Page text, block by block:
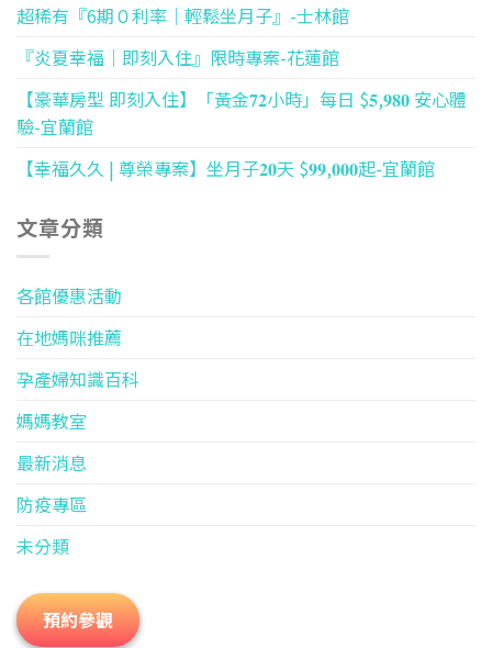
超稀有『6期０利率｜輕鬆坐月子』-士林館
『炎夏幸福｜即刻入住』限時專案-花蓮館
【豪華房型 即刻入住】「黃金𝟕𝟐小時」每日 $𝟓,𝟗𝟖𝟎 安心體
驗-宜蘭館
【幸福久久 | 尊榮專案】坐月子𝟐𝟎天 $𝟗𝟗,𝟎𝟎𝟎起-宜蘭館
文章分類
各館優惠活動
在地媽咪推薦
孕產婦知識百科
媽媽教室
最新消息
防疫專區
未分類
預約參觀